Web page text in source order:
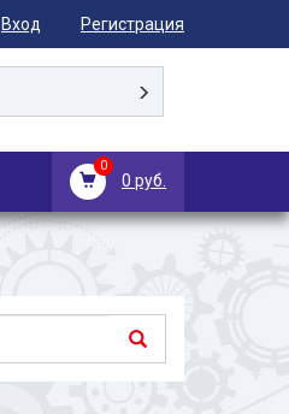
Вход Регистрация
0
0 руб.